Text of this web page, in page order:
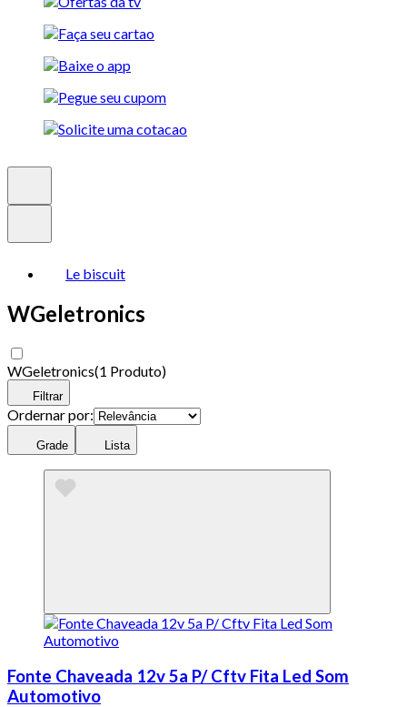
Le biscuit
WGeletronics
WGeletronics(1 Produto)
Filtrar
Ordernar por:
Grade Lista
Fonte Chaveada 12v 5a P/ Cftv Fita Led Som
Automotivo